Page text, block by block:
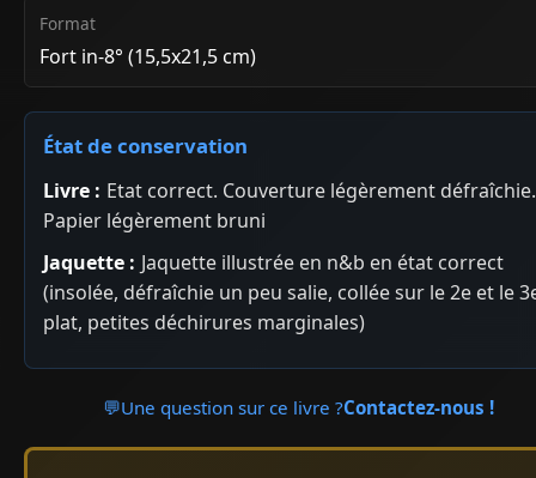
Format
Fort in-8° (15,5x21,5 cm)
État de conservation
Livre : Etat correct. Couverture légèrement défraîchie.
Papier légèrement bruni
Jaquette : Jaquette illustrée en n&b en état correct
(insolée, défraîchie un peu salie, collée sur le 2e et le
plat, petites déchirures marginales)
💬Une question sur ce livre ?Contactez-nous !